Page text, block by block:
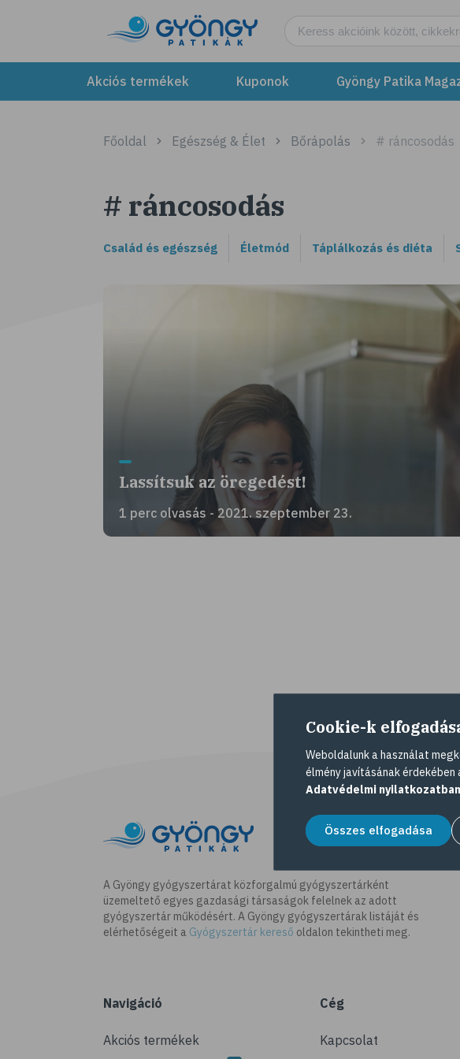
Akciós termékek Kuponok Gyöngy Patika
Főoldal Egészség & Élet Bőrápolás # ráncosodás
# ráncosodás
Család és egészség Életmód Táplálkozás és diéta
Lassítsuk az öregedést!
1 perc olvasás - 2021. szeptember 23.
A Gyöngy gyógyszertárat közforgalmú gyógyszertárként
üzemeltető egyes gazdasági társaságok felelnek az adott
gyógyszertár működésért. A Gyöngy gyógyszertárak listáját és
elérhetőségeit a Gyógyszertár kereső oldalon tekintheti meg.
Navigáció
Akciós termékek
Cég
Kapcsolat
Cookie-k
Weboldalunk a használat
élmény javításának
Adatvédelmi nyilatkozatban
Összes elfogadása